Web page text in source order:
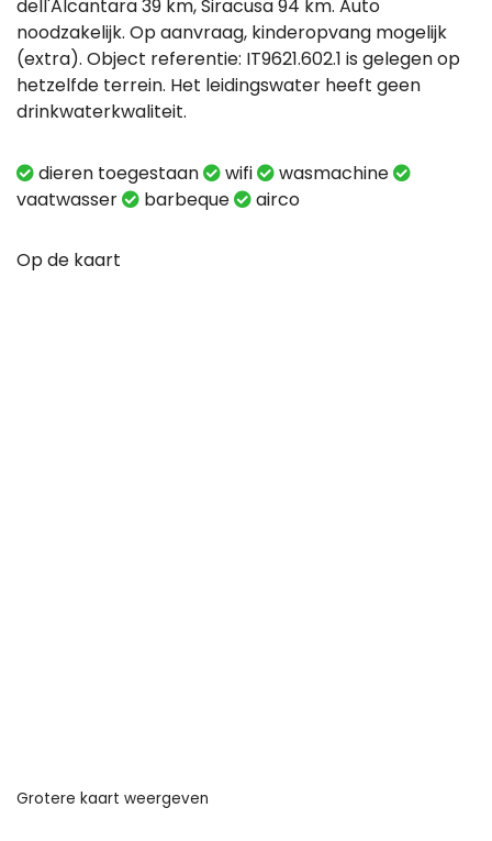
dell'Alcantara 39 km, Siracusa 94 km. Auto
noodzakelijk. Op aanvraag, kinderopvang mogelijk
(extra). Object referentie: IT9621.602.1 is gelegen op
hetzelfde terrein. Het leidingswater heeft geen
drinkwaterkwaliteit.
dieren toegestaan wifi
wasmachine
vaatwasser
barbeque airco
Op de kaart
Grotere kaart weergeven